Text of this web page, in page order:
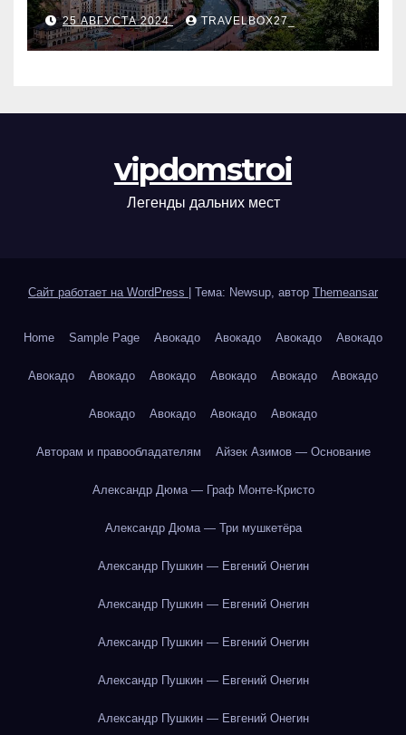
Черноморского курорта
25 АВГУСТА 2024 TRAVELBOX27_
vipdomstroi
Легенды дальних мест
Сайт работает на WordPress Тема: Newsup, автор Themeansar
Home Sample Page Авокадо Авокадо Авокадо Авокадо
Авокадо Авокадо Авокадо Авокадо Авокадо Авокадо
Авокадо Авокадо Авокадо Авокадо
Авторам и правообладателям Айзек Азимов — Основание
Александр Дюма — Граф Монте-Кристо
Александр Дюма — Три мушкетёра
Александр Пушкин — Евгений Онегин
Александр Пушкин — Евгений Онегин
Александр Пушкин — Евгений Онегин
Александр Пушкин — Евгений Онегин
Александр Пушкин — Евгений Онегин